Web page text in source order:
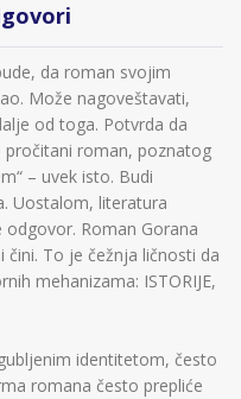
da roman svojim
Može nagoveštavati,
od toga. Potvrda da
roman, poznatog
– uvek isto. Budi
Uostalom, literatura
Roman Gorana
čini. To je čežnja ličnosti da
mehanizama: ISTORIJE,
identitetom, često
romana često prepliće